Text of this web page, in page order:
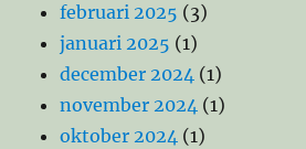
februari 2025 (3)
januari 2025 (1)
december 2024 (1)
november 2024 (1)
oktober 2024 (1)